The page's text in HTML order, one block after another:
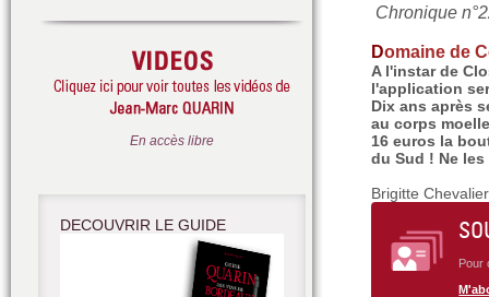
Chronique
Domaine de
A l'instar de
l'application
Dix ans après
au corps
16 euros la
du Sud ! Ne
Brigitte
Pour
En accès libre
DECOUVRIR LE GUIDE